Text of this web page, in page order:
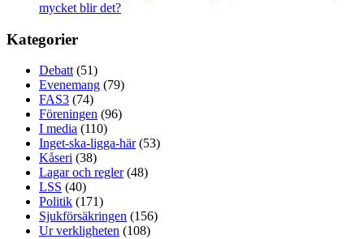
mycket blir det?
Kategorier
Debatt (51)
Evenemang (79)
FAS3 (74)
Föreningen (96)
I media (110)
Inget-ska-ligga-här(53)
Kåseri (38)
Lagar och regler(48)
LSS (40)
Politik (171)
Sjukförsäkringen (156)
Ur verkligheten (108)